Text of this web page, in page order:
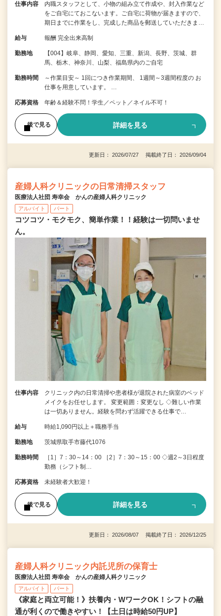
仕事内容
内職スタッフとして、小物の組み立て作成や、封入作業など
をご自宅にておこないます。ご自宅に荷物が届きますので、
期日までに作業をし、完成した商品を郵送していただきま…
給与 報酬 完全出来高制
勤務地
【004】岐阜、静岡、愛知、三重、新潟、長野、茨城、群
馬、栃木、神奈川、山梨、福島県内のご自宅
勤務時間
～作業目安～ 1回につき作業期間、 1週間～3週間程度の お
仕事を用意しています。 …
応募資格 年齢＆経験不問！学生／ペット／ネイル不可！
後で見る 詳細を見る
更新日： 2026/07/27 掲載終了日： 2026/09/04
産婦人科クリニックの日常清掃スタッフ
医療法人社団 寿幸会 かんの産婦人科クリニック
アルバイト パート
コツコツ・モクモク、簡単作業！！経験は一切問いませ
ん。
仕事内容
クリニック内の日常清掃や患者様が退院された病室のベッド
メイクをお任せします。 変更範囲：変更なし ◇難しい作業
は一切ありません。経験を問わず活躍できる仕事で…
給与 時給1,090円以上＋職務手当
勤務地 茨城県取手市藤代1076
勤務時間
［1］7：30～14：00 ［2］7：30～15：00 ◇週2～3日程度
勤務（シフト制…
応募資格 未経験者大歓迎！
後で見る 詳細を見る
更新日： 2026/08/07 掲載終了日： 2026/12/25
産婦人科クリニック内託児所の保育士
医療法人社団 寿幸会 かんの産婦人科クリニック
アルバイト パート
《家庭と両立可能！》扶養内・WワークOK！シフトの融
通が利くので働きやすい！【土日は時給50円UP】